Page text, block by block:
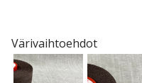
Värivaihtoehdot